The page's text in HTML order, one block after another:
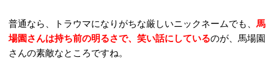
普通なら、トラウマになりがちな厳しいニックネームでも、 馬
場園さんは持ち前の明るさで、笑い話にしているのが、馬場園
さんの素敵なところですね。